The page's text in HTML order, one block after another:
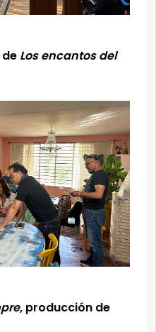
de Los encantos del
, producción de